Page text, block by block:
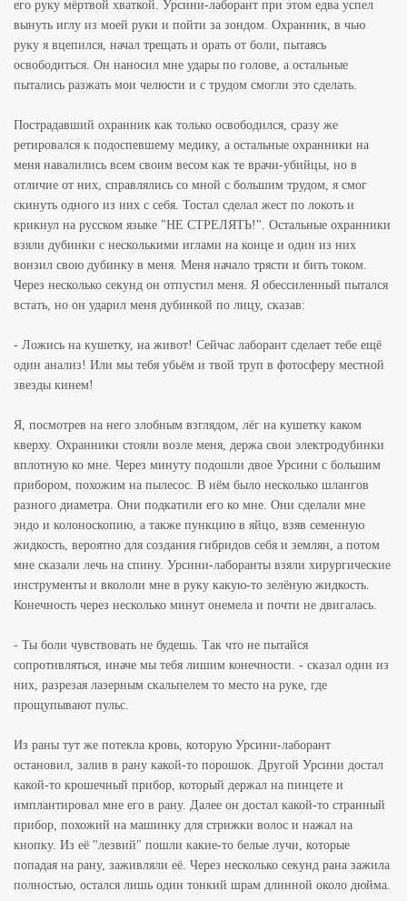
его руку мёртвой хваткой. Урсини-лаборант при этом едва успел
вынуть иглу из моей руки и пойти за зондом. Охранник, в чью
руку я вцепился, начал трещать и орать от боли, пытаясь
освободиться. Он наносил мне удары по голове, а остальные
пытались разжать мои челюсти и с трудом смогли это сделать.
Пострадавший охранник как только освободился, сразу же
ретировался к подоспевшему медику, а остальные охранники на
меня навалились всем своим весом как те врачи-убийцы, но в
отличие от них, справлялись со мной с большим трудом, я смог
скинуть одного из них с себя. Тостал сделал жест по локоть и
крикнул на русском языке "НЕ СТРЕЛЯТЬ!". Остальные охранники
взяли дубинки с несколькими иглами на конце и один из них
вонзил свою дубинку в меня. Меня начало трясти и бить током.
Через несколько секунд он отпустил меня. Я обессиленный пытался
встать, но он ударил меня дубинкой по лицу, сказав:
- Ложись на кушетку, на живот! Сейчас лаборант сделает тебе ещё
один анализ! Или мы тебя убьём и твой труп в фотосферу местной
звезды кинем!
Я, посмотрев на него злобным взглядом, лёг на кушетку каком
кверху. Охранники стояли возле меня, держа свои электродубинки
вплотную ко мне. Через минуту подошли двое Урсини с большим
прибором, похожим на пылесос. В нём было несколько шлангов
разного диаметра. Они подкатили его ко мне. Они сделали мне
эндо и колоноскопию, а также пункцию в яйцо, взяв семенную
жидкость, вероятно для создания гибридов себя и землян, а потом
мне сказали лечь на спину. Урсини-лаборанты взяли хирургические
инструменты и вкололи мне в руку какую-то зелёную жидкость.
Конечность через несколько минут онемела и почти не двигалась.
- Ты боли чувствовать не будешь. Так что не пытайся
сопротивляться, иначе мы тебя лишим конечности. - сказал один из
них, разрезая лазерным скальпелем то место на руке, где
прощупывают пульс.
Из раны тут же потекла кровь, которую Урсини-лаборант
остановил, залив в рану какой-то порошок. Другой Урсини достал
какой-то крошечный прибор, который держал на пинцете и
имплантировал мне его в рану. Далее он достал какой-то странный
прибор, похожий на машинку для стрижки волос и нажал на
кнопку. Из её "лезвий" пошли какие-то белые лучи, которые
попадая на рану, заживляли её. Через несколько секунд рана зажила
полностью, остался лишь один тонкий шрам длинной около дюйма.